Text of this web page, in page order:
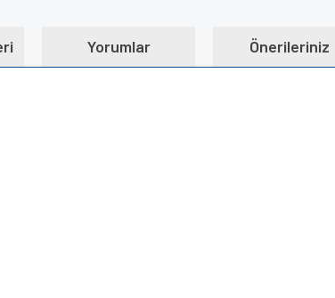
Yorumlar Önerileriniz